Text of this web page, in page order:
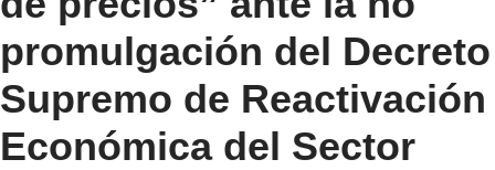
promulgación del Decreto
Supremo de Reactivación
Económica del Sector